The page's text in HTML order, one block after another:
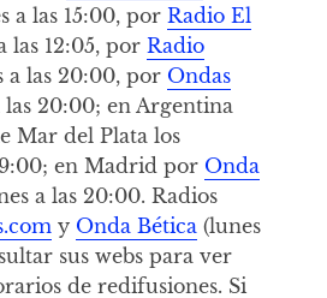
a las 15:00, por Radio El
las 12:05, por Radio
a las 20:00, por Ondas
20:00; en Argentina
Mar del Plata los
en Madrid por Onda
a las 20:00. Radios
y Onda Bética(lunes
sus webs para ver
de redifusiones. Si